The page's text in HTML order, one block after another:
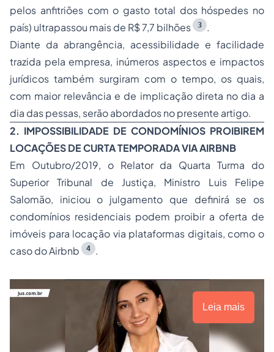
pelos anfitriões com o gasto total dos hóspedes no
país) ultrapassou mais de R$ 7,7 bilhões
3
.
Diante da abrangência, acessibilidade e facilidade
trazida pela empresa, inúmeros aspectos e impactos
jurídicos também surgiram com o tempo, os quais,
com maior relevância e de implicação direta no dia a
dia das pessas, serão abordados no presente artigo.
2. IMPOSSIBILIDADE DE CONDOMÍNIOS PROIBIREM
LOCAÇÕES DE CURTA TEMPORADA VIA AIRBNB
Em Outubro/2019, o Relator da Quarta Turma do
Superior Tribunal de Justiça, Ministro Luis Felipe
Salomão, iniciou o julgamento que definirá se os
condomínios residenciais podem proibir a oferta de
imóveis para locação via plataformas digitais, como o
caso do Airbnb
4 .
Leia mais